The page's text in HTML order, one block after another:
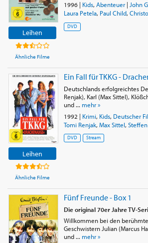
Leihen
Ähnliche Filme
1996| Kids, Abenteuer| John
Laura Petela, Paul Child,
DVD
Leihen
Ähnliche Filme
Ein Fall für TKKG -
Deutschlands erfolgreichtes
Renjak), Karl (Max Sittel),
und ... mehr »
1992 | Krimi, Kids, Deutscher
Tomi Renjak, Max Sittel,
DVD Stream
Fünf Freunde - Box 1
Die original 70er Jahre TV-
Willkommen bei den
Geschwistern Julian (Marcus
und ... mehr »